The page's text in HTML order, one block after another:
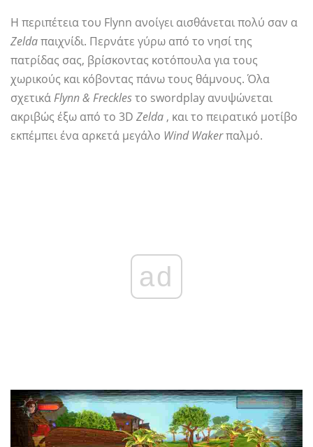
Η περιπέτεια του Flynn ανοίγει αισθάνεται πολύ σαν α
Zeldaπαιχνίδι. Περνάτε γύρω από το νησί της
πατρίδας σας, βρίσκοντας κοτόπουλα για τους
χωρικούς και κόβοντας πάνω τους θάμνους. Όλα
σχετικάFlynn & Frecklesτο swordplay ανυψώνεται
ακριβώς έξω από το 3D Zelda , και το πειρατικό μοτίβο
εκπέμπει ένα αρκετά μεγάλο Wind Wakerπαλμό.
ad